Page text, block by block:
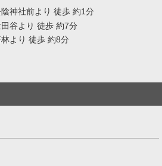
神社前より 徒歩 約1分
谷より 徒歩 約7分
より 徒歩 約8分